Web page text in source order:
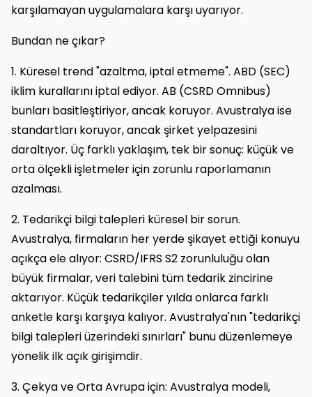
karşılamayan uygulamalara karşı uyarıyor.
Bundan ne çıkar?
1. Küresel trend "azaltma, iptal etmeme". ABD (SEC)
iklim kurallarını iptal ediyor. AB (CSRD Omnibus)
bunları basitleştiriyor, ancak koruyor. Avustralya ise
standartları koruyor, ancak şirket yelpazesini
daraltıyor. Üç farklı yaklaşım, tek bir sonuç: küçük ve
orta ölçekli işletmeler için zorunlu raporlamanın
azalması.
2. Tedarikçi bilgi talepleri küresel bir sorun.
Avustralya, firmaların her yerde şikayet ettiği konuyu
açıkça ele alıyor: CSRD/IFRS S2 zorunluluğu olan
büyük firmalar, veri talebini tüm tedarik zincirine
aktarıyor. Küçük tedarikçiler yılda onlarca farklı
anketle karşı karşıya kalıyor. Avustralya'nın "tedarikçi
bilgi talepleri üzerindeki sınırları" bunu düzenlemeye
yönelik ilk açık girişimdir.
3. Çekya ve Orta Avrupa için: Avustralya modeli,